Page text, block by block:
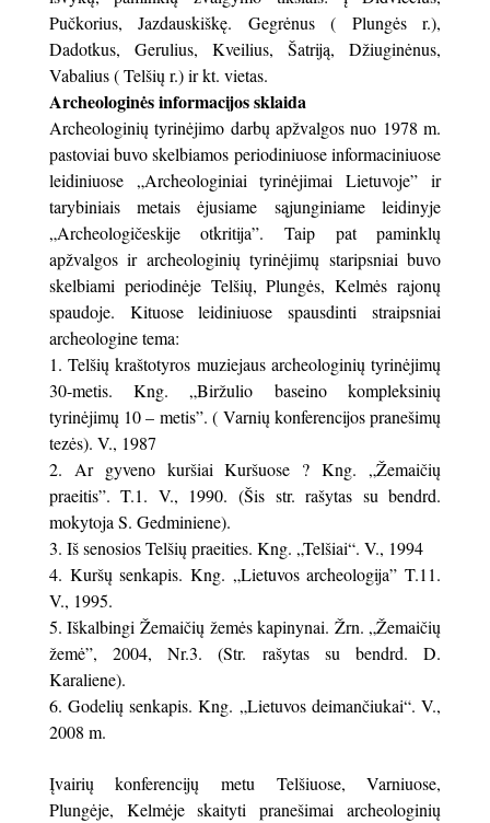
Pučkorius, Jazdauskiškę. Gegrėnus ( Plungės r.),
Dadotkus, Gerulius, Kveilius, Šatriją, Džiuginėnus,
Vabalius ( Telšių r.) ir kt. vietas.
Archeologinės informacijos sklaida
Archeologinių tyrinėjimo darbų apžvalgos nuo 1978 m.
pastoviai buvo skelbiamos periodiniuose informaciniuose
leidiniuose „Archeologiniai tyrinėjimai Lietuvoje” ir
tarybiniais metais ėjusiame sąjunginiame leidinyje
„Archeologičeskije otkritija”. Taip pat paminklų
apžvalgos ir archeologinių tyrinėjimų staripsniai buvo
skelbiami periodinėje Telšių, Plungės, Kelmės rajonų
spaudoje. Kituose leidiniuose spausdinti straipsniai
archeologine tema:
Telšių kraštotyros muziejaus archeologinių tyrinėjimų
30-metis. Kng. „Biržulio baseino kompleksinių
tyrinėjimų 10 – metis”. ( Varnių konferencijos pranešimų
tezės). V., 1987
Ar gyveno kuršiai Kuršuose ? Kng. „Žemaičių
praeitis”. T.1. V., 1990. (Šis str. rašytas su bendrd.
mokytoja S. Gedminiene).
Iš senosios Telšių praeities. Kng. „Telšiai“. V., 1994
Kuršų senkapis. Kng. „Lietuvos archeologija” T.11.
V., 1995.
Iškalbingi Žemaičių žemės kapinynai. Žrn. „Žemaičių
žemė”, 2004, Nr.3. (Str. rašytas su bendrd. D.
Karaliene).
Godelių senkapis. Kng. „Lietuvos deimančiukai“. V.,
2008 m.
Įvairių konferencijų metu Telšiuose, Varniuose,
Plungėje, Kelmėje skaityti pranešimai archeologinių